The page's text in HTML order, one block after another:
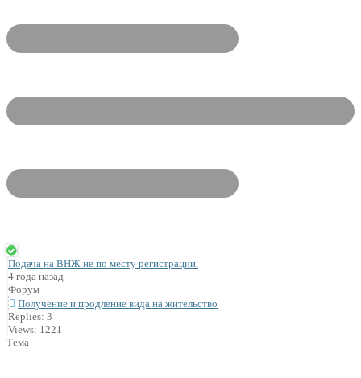
Подача на ВНЖ не по месту регистрации.
4 года назад
Форум
Получение и продление вида на жительство
Replies: 3
Views: 1221
Тема